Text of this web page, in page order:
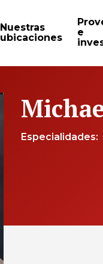
Nuestras
ubicaciones
e
Especialidades